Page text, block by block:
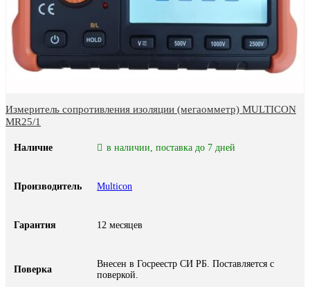
Измеритель сопротивления изоляции (мегаомметр) MULTICON
MR25/1
Наличие в наличии, поставка до 7 дней
Производитель Multicon
Гарантия 12 месяцев
Поверка
Внесен в Госреестр СИ РБ. Поставляется с
поверкой.